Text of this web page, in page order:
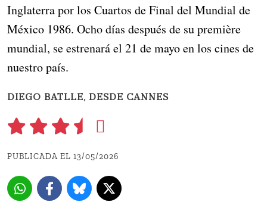
Inglaterra por los Cuartos de Final del Mundial de
México 1986. Ocho días después de su première
mundial, se estrenará el 21 de mayo en los cines de
nuestro país.
DIEGO BATLLE, DESDE CANNES
PUBLICADA EL 13/05/2026